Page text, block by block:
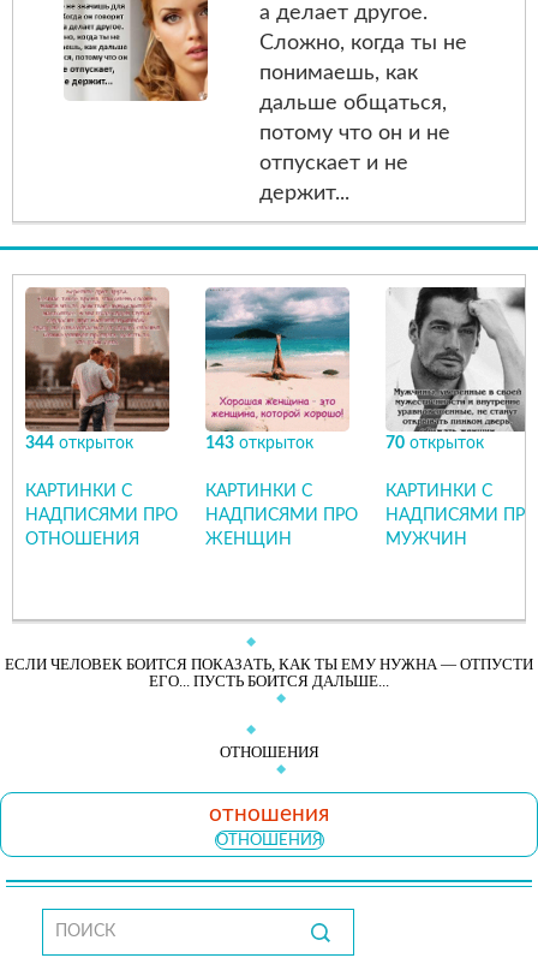
а делает другое.
Сложно, когда ты не
понимаешь, как
дальше общаться,
потому что он и не
отпускает и не
держит...
344 открыток
КАРТИНКИ С
НАДПИСЯМИ ПРО
ОТНОШЕНИЯ
143 открыток
КАРТИНКИ С
НАДПИСЯМИ ПРО
ЖЕНЩИН
70 открыток
КАРТИНКИ С
НАДПИСЯМИ ПРО
МУЖЧИН
ЕСЛИ ЧEЛОВEК БОИТСЯ ПОКАЗAТЬ, КАК ТЫ EМУ НУЖНА — OТПУСТИ
EГО... ПУCТЬ БОИТСЯ ДАЛЬШЕ...
ОТНОШЕНИЯ
отношения
ОТНОШЕНИЯ